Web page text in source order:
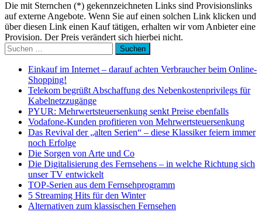
Die mit Sternchen (*) gekennzeichneten Links sind Provisionslinks
auf externe Angebote. Wenn Sie auf einen solchen Link klicken und
über diesen Link einen Kauf tätigen, erhalten wir vom Anbieter eine
Provision. Der Preis verändert sich hierbei nicht.
Suchen
nach:
Einkauf im Internet – darauf achten Verbraucher beim Online-
Shopping!
Telekom begrüßt Abschaffung des Nebenkostenprivilegs für
Kabelnetzzugänge
PYUR: Mehrwertsteuersenkung senkt Preise ebenfalls
Vodafone-Kunden profitieren von Mehrwertsteuersenkung
Das Revival der „alten Serien“ – diese Klassiker feiern immer
noch Erfolge
Die Sorgen von Arte und Co
Die Digitalisierung des Fernsehens – in welche Richtung sich
unser TV entwickelt
TOP-Serien aus dem Fernsehprogramm
5 Streaming Hits für den Winter
Alternativen zum klassischen Fernsehen